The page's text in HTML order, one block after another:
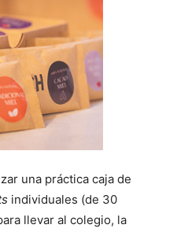
una práctica caja de
individuales (de 30
llevar al colegio, la